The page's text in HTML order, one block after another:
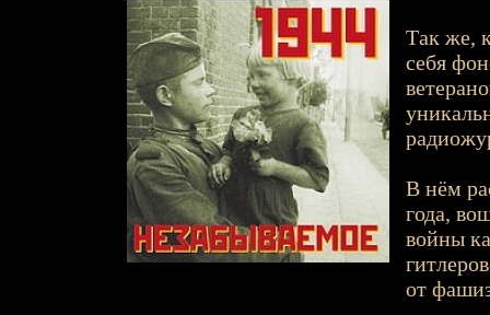
Так же,
себя
В нём
года,
войны
от